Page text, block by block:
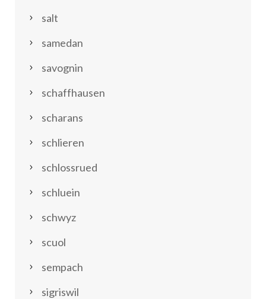
salt
samedan
savognin
schaffhausen
scharans
schlieren
schlossrued
schluein
schwyz
scuol
sempach
sigriswil